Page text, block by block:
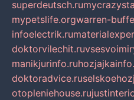
superdeutsch.ru
mypetslife.orgwarren-
infoelectrik.ru
doktorvilechit.ru
manikjurinfo.ru
doktoradvice.ru
otopleniehouse.ru